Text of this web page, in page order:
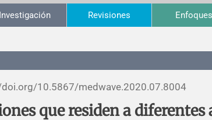
Investigación Revisiones Enfoques
10.5867/medwave.2020.07.8004
que residen a diferentes